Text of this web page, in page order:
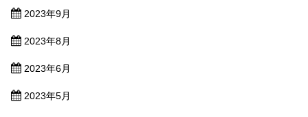
2023年9月
2023年8月
2023年6月
2023年5月